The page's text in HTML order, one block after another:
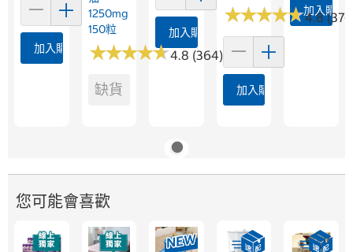
加入購物車
1250mg
150粒
★★★★★
★★★★★4.8 (364)
缺貨
加入購物車
★★★★★
★★★★★4.8
加入購物車
加入購物
您可能會喜歡